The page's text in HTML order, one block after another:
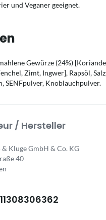
und Veganer geeignet.
Gewürze (24%)
Zimt, Ingwer], Rapsöl,
SENFpulver, Knoblauchpulver.
/ Hersteller
Kluge GmbH & Co. KG
40